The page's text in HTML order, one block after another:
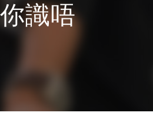
識唔